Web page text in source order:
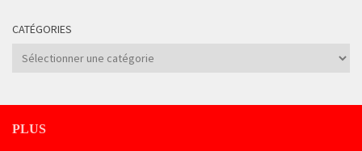
CATÉGORIES
Catégories
PLUS